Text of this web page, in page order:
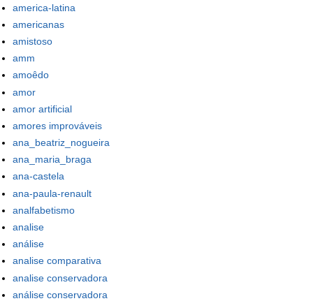
america-latina
americanas
amistoso
amm
amoêdo
amor
amor artificial
amores improváveis
ana_beatriz_nogueira
ana_maria_braga
ana-castela
ana-paula-renault
analfabetismo
analise
análise
analise comparativa
analise conservadora
análise conservadora